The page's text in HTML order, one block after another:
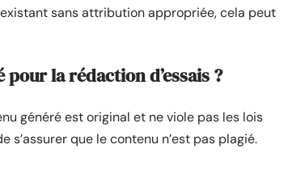
sans attribution appropriée, cela peut
la rédaction d’essais ?
généré est original et ne viole pas les lois
s’assurer que le contenu n’est pas plagié.